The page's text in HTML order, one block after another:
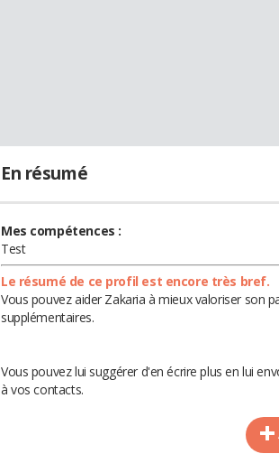
En résumé
Mes compétences :
Test
Le résumé de ce profil est encore très bref.
Vous pouvez aider Zakaria à mieux valoriser son
supplémentaires.
Vous pouvez lui suggérer d'en écrire plus en lui
à vos contacts.